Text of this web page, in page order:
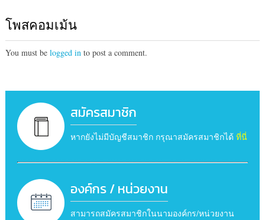
โพสคอมเม้น
You must be logged in to post a comment.
สมัครสมาชิก
หากยังไม่มีบัญชีสมาชิก กรุณาสมัครสมาชิกได้ ที่นี่
องค์กร / หน่วยงาน
สามารถสมัครสมาชิกในนามองค์กร/หน่วยงาน